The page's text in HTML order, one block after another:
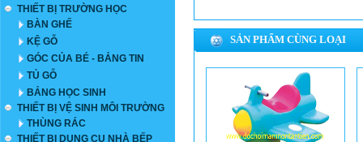
THIẾT BỊ TRƯỜNG HỌC
BÀN GHẾ
KỆ GỖ
GÓC CỦA BÉ - BẢNG TIN
TỦ GỖ
BẢNG HỌC SINH
THIẾT BỊ VỆ SINH MÔI TRƯỜNG
THÙNG RÁC
THIẾT BỊ DỤNG CỤ NHÀ BẾP
SẢN PHẨM CÙNG LOẠI